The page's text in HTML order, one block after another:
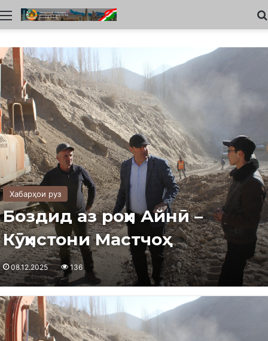
Меню
Хабарҳои руз
Боздид аз роҳи Айнӣ –
Кӯҳистони Мастчоҳ
08.12.2025 136